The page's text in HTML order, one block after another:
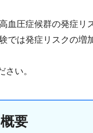
血圧症候群の発症
では発症リスクの増
い。
要